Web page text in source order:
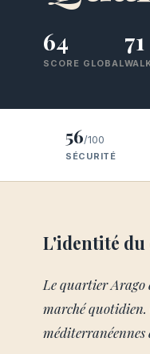
64
SCORE GLOBAL
71
56/100
SÉCURITÉ
L'identité
Le quartier Arago
marché